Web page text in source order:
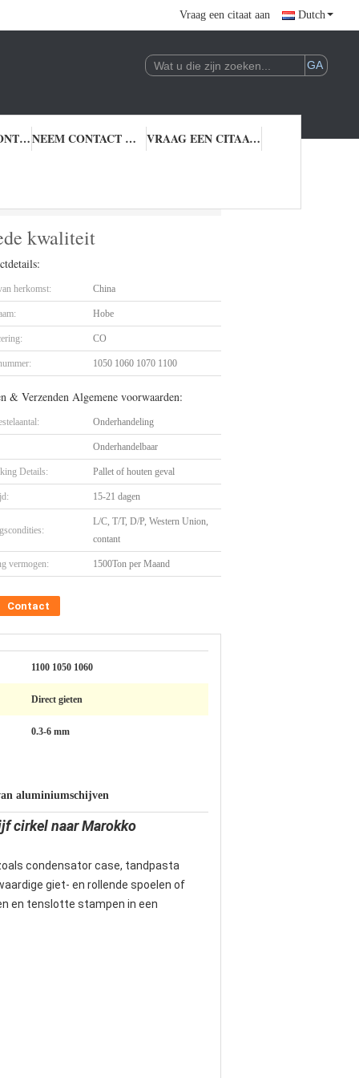
Vraag een citaat aan Dutch
KWALITEITSCONTROLE NEEM CONTACT MET ONS OP VRAAG EEN CITAAT AAN
kwaliteit
herkomst: China
Hobe
CO
1050 1060 1070 1100
& Verzenden Algemene voorwaarden:
Onderhandeling
Onderhandelbaar
Details: Pallet of houten geval
15-21 dagen
L/C, T/T, D/P, Western Union,
contant
vermogen: 1500Ton per Maand
Contact
1100 1050 1060
Direct gieten
0.3-6 mm
aluminiumschijven
cirkel naar Marokko
condensator case, tandpasta
giet- en rollende spoelen of
en tenslotte stampen in een